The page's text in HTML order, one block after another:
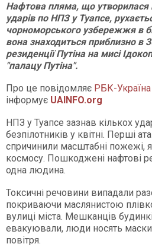
Нафтова пляма, що утворилася
ударів по НПЗ у Туапсе,
чорноморського узбережжя в
вона знаходиться приблизно в
резиденції Путіна на мисі
"палацу Путіна".
Про це повідомляє РБК-Україна
інформує UAINFO.org
НПЗ у Туапсе зазнав кількох
безпілотників у квітні. Перші
спричинили масштабні пожежі,
космосу. Пошкоджені нафтові
одна людина.
Токсичні речовини випадали
покриваючи маслянистою
вулиці міста. Мешканців
евакуювали, люди носять маски
повітря.